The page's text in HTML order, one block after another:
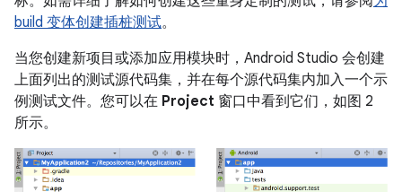
build 变体创建插桩测试。
当您创建新项目或添加应用模块时，Android Studio 会创建
上面列出的测试源代码集，并在每个源代码集内加入一个示
例测试文件。您可以在 Project 窗口中看到它们，如图 2
所示。